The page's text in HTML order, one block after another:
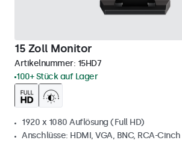
15 Zoll Monitor
Artikelnummer: 15HD7
100+ Stück auf Lager
1920 x 1080 Auflösung (Full HD)
Anschlüsse: HDMI, VGA, BNC, RCA-Cinch